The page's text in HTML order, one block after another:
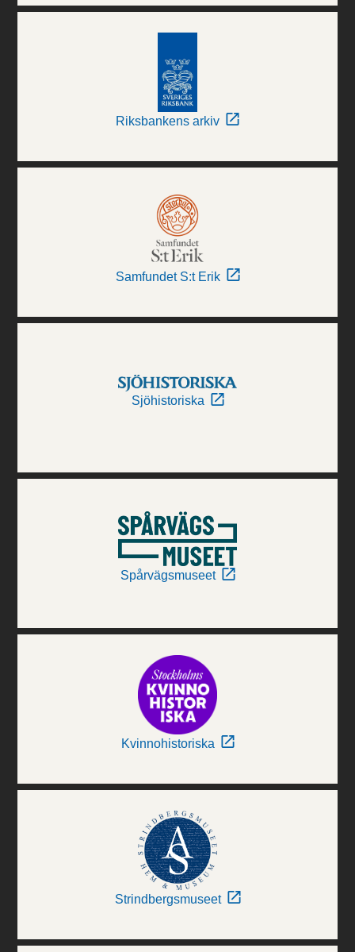
Riksbankens arkiv
Samfundet S:t Erik
Sjöhistoriska
Spårvägsmuseet
Kvinnohistoriska
Strindbergsmuseet